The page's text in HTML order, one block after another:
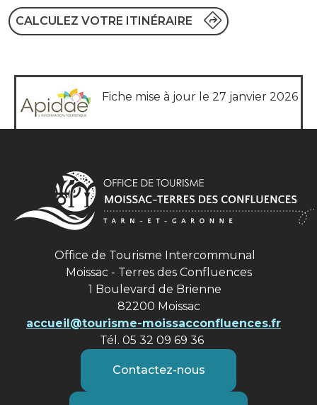
CALCULEZ VOTRE ITINÉRAIRE
Fiche mise à jour le 27 janvier 2026
Office de Tourisme Intercommunal
Moissac - Terres des Confluences
1 Boulevard de Brienne
82200 Moissac
accueil@tourisme-moissacconfluences.fr
Tél. 05 32 09 69 36
Contactez-nous